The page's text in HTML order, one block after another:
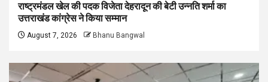
राष्ट्रमंडल खेल की पदक विजेता देहरादून की बेटी उन्नति शर्मा का
उत्तराखंड कांग्रेस ने किया सम्मान
August 7, 2026 Bhanu Bangwal